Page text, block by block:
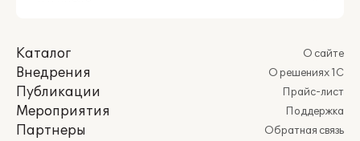
Каталог
Внедрения
Публикации
Мероприятия
Партнеры
О сайте
О решениях 1С
Прайс-лист
Поддержка
Обратная связь